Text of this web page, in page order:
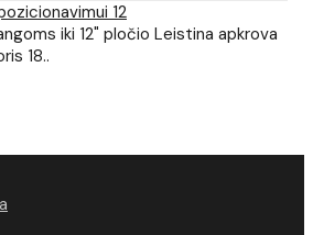
12
iki 12" pločio Leistina apkrova
18..